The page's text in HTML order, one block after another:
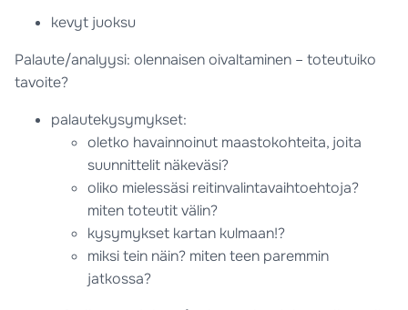
kevyt juoksu
Palaute/analyysi: olennaisen oivaltaminen – toteutuiko
tavoite?
palautekysymykset:
oletko havainnoinut maastokohteita, joita
suunnittelit näkeväsi?
oliko mielessäsi reitinvalintavaihtoehtoja?
miten toteutit välin?
kysymykset kartan kulmaan!?
miksi tein näin? miten teen paremmin
jatkossa?